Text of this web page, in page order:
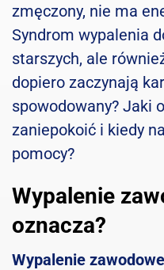
zmęczony, nie ma
Syndrom wypalenia
starszych, ale
dopiero zaczynają
spowodowany? Jaki
zaniepokoić i kiedy
pomocy?
Wypalenie
oznacza?
Wypalenie zawodowe